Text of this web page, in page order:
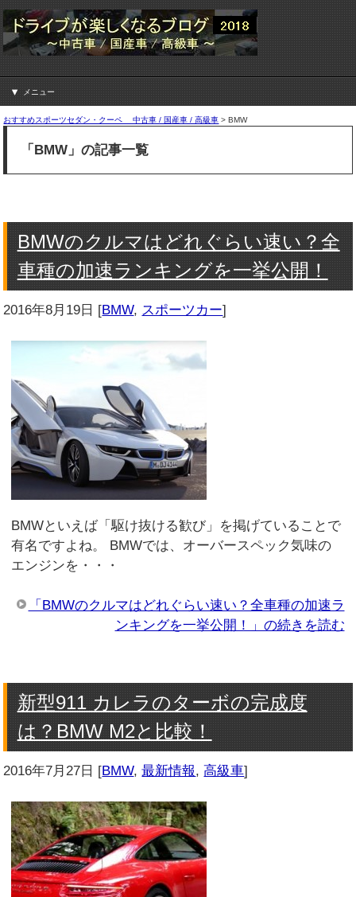
メニュー
おすすめスポーツセダン・クーペ 中古車 / 国産車 / 高級車 >BMW
「BMW」の記事一覧
BMWのクルマはどれぐらい速い？全
車種の加速ランキングを一挙公開！
2016年8月19日 [BMW, スポーツカー]
BMWといえば「駆け抜ける歓び」を掲げていることで
有名ですよね。 BMWでは、オーバースペック気味の
エンジンを・・・
「BMWのクルマはどれぐらい速い？全車種の加速ラ
ンキングを一挙公開！」の続きを読む
新型911 カレラのターボの完成度
は？BMW M2と比較！
2016年7月27日 [BMW,最新情報, 高級車]